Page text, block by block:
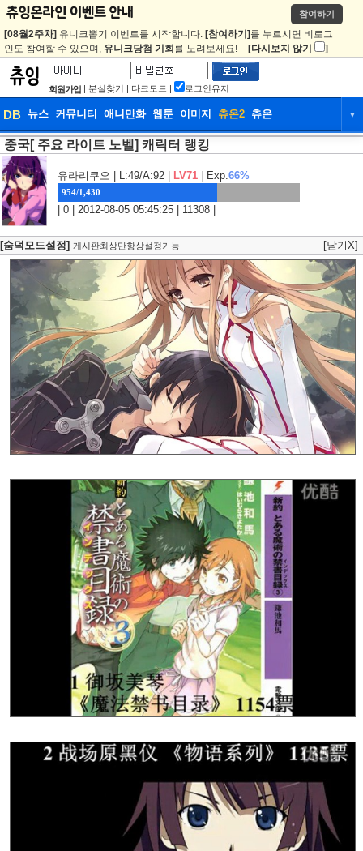
참여하기
[08월2주차] 유니크뽑기 이벤트를 시작합니다. [참여하기] 를 누르시면 비로그
인도 참여할 수 있으며, 유니크당첨 기회 를 노려보세요! [다시보지 않기 ]
회원가입 | 분실찾기 | 다크모드 | 로그인유지
DB 뉴스 커뮤니티 애니만화 웹툰 이미지 츄온2 츄온 ▼
DB 뉴스 커뮤니티
웹툰 이미지 츄온2
중국[ 주요 라이트 노벨] 캐릭터 랭킹
유라리쿠오 | L:49/A:92 | LV71 Exp.66%
954/1,430
| 0 | 2012-08-05 05:45:25 | 11308 |
[숨덕모드설정] 게시판최상단항상설정가능 [닫기X]